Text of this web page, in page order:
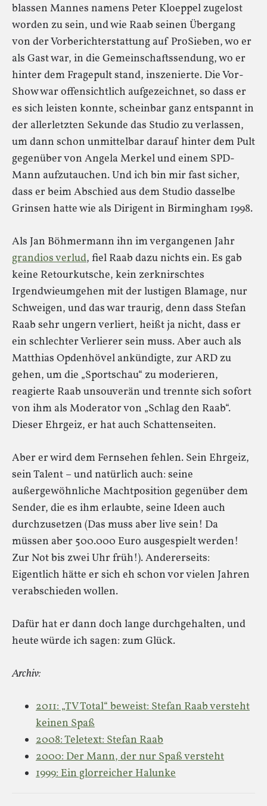
blassen Mannes namens Peter Kloeppel zugelost
worden zu sein, und wie Raab seinen Übergang
von der Vorberichterstattung auf ProSieben, wo er
als Gast war, in die Gemeinschaftssendung, wo er
hinter dem Fragepult stand, inszenierte. Die Vor-
Show war offensichtlich aufgezeichnet, so dass er
es sich leisten konnte, scheinbar ganz entspannt in
der allerletzten Sekunde das Studio zu verlassen,
um dann schon unmittelbar darauf hinter dem Pult
gegenüber von Angela Merkel und einem SPD-
Mann aufzutauchen. Und ich bin mir fast sicher,
dass er beim Abschied aus dem Studio dasselbe
Grinsen hatte wie als Dirigent in Birmingham 1998.
Als Jan Böhmermann ihn im vergangenen Jahr
grandios verlud, fiel Raab dazu nichts ein. Es gab
keine Retourkutsche, kein zerknirschtes
Irgendwieumgehen mit der lustigen Blamage, nur
Schweigen, und das war traurig, denn dass Stefan
Raab sehr ungern verliert, heißt ja nicht, dass er
ein schlechter Verlierer sein muss. Aber auch als
Matthias Opdenhövel ankündigte, zur ARD zu
gehen, um die „Sportschau“ zu moderieren,
reagierte Raab unsouverän und trennte sich sofort
von ihm als Moderator von „Schlag den Raab“.
Dieser Ehrgeiz, er hat auch Schattenseiten.
Aber er wird dem Fernsehen fehlen. Sein Ehrgeiz,
sein Talent – und natürlich auch: seine
außergewöhnliche Machtposition gegenüber dem
Sender, die es ihm erlaubte, seine Ideen auch
durchzusetzen (Das muss aber live sein! Da
müssen aber 500.000 Euro ausgespielt werden!
Zur Not bis zwei Uhr früh!). Andererseits:
Eigentlich hätte er sich eh schon vor vielen Jahren
verabschieden wollen.
Dafür hat er dann doch lange durchgehalten, und
heute würde ich sagen: zum Glück.
Archiv:
2011: „TV Total“ beweist: Stefan Raab versteht
keinen Spaß
2008: Teletext: Stefan Raab
2000: Der Mann, der nur Spaß versteht
1999: Ein glorreicher Halunke